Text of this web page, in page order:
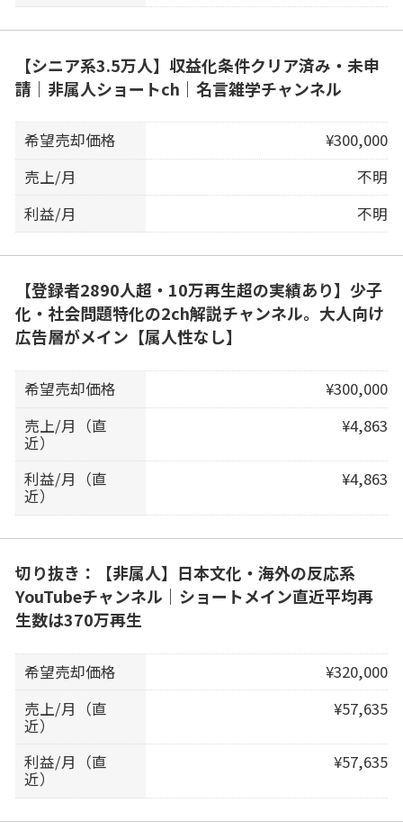
【シニア系3.5万人】収益化条件クリア済み・未申
請｜非属人ショートch｜名言雑学チャンネル
希望売却価格
¥300,000
売上/月
不明
利益/月
不明
【登録者2890人超・10万再生超の実績あり】少子
化・社会問題特化の2ch解説チャンネル。大人向け
広告層がメイン【属人性なし】
希望売却価格
¥300,000
売上/月（直
近）
¥4,863
利益/月（直
近）
¥4,863
切り抜き：【非属人】日本文化・海外の反応系
YouTubeチャンネル｜ショートメイン直近平均再
生数は370万再生
希望売却価格
¥320,000
売上/月（直
近）
¥57,635
利益/月（直
近）
¥57,635